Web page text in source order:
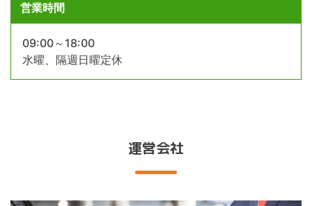
営業時間
09:00～18:00
水曜、隔週日曜定休
運営会社